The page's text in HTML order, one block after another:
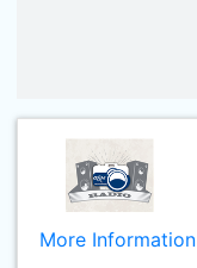
More Information